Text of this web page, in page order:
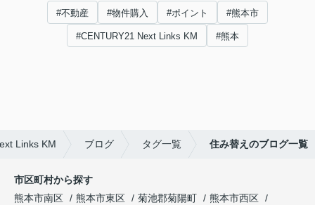
#不動産 #物件購入 #ポイント #熊本市
#CENTURY21 Next Links KM #熊本
Links KM ブログ タグ一覧 住み替えのブログ一覧
市区町村から探す
熊本市南区
熊本市東区 菊池郡菊陽町
熊本市西区